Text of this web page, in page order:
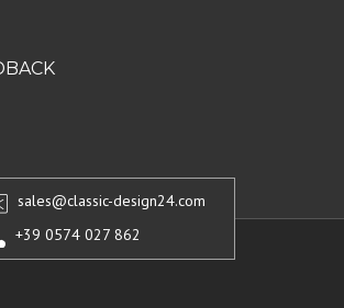
sales@classic-design24.com
+39 0574 027 862